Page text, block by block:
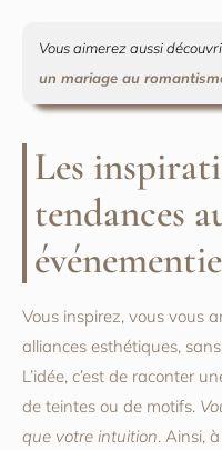
Vous aimerez aussi
un mariage au
Les
tendances
Vous inspirez, vous vous
alliances esthétiques,
L’idée, c’est de raconter
de teintes ou de motifs.
que votre intuition. Ainsi,